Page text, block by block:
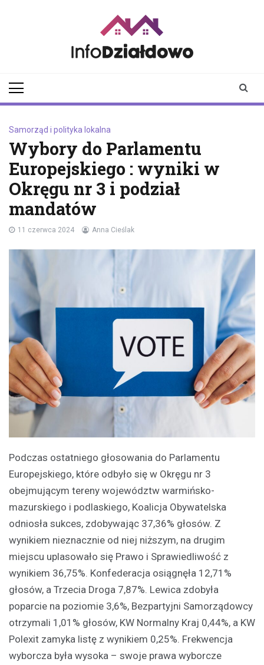
Samorząd i polityka lokalna
Wybory do Parlamentu
Europejskiego : wyniki w
Okręgu nr 3 i podział
mandatów
11 czerwca 2024 Anna Cieślak
Podczas ostatniego głosowania do Parlamentu
Europejskiego, które odbyło się w Okręgu nr 3
obejmującym tereny województw warmińsko-
mazurskiego i podlaskiego, Koalicja Obywatelska
odniosła sukces, zdobywając 37,36% głosów. Z
wynikiem nieznacznie od niej niższym, na drugim
miejscu uplasowało się Prawo i Sprawiedliwość z
wynikiem 36,75%. Konfederacja osiągnęła 12,71%
głosów, a Trzecia Droga 7,87%. Lewica zdobyła
poparcie na poziomie 3,6%, Bezpartyjni Samorządowcy
otrzymali 1,01% głosów, KW Normalny Kraj 0,44%, a KW
Polexit zamyka listę z wynikiem 0,25%. Frekwencja
wyborcza była wysoka – swoje prawa wyborcze